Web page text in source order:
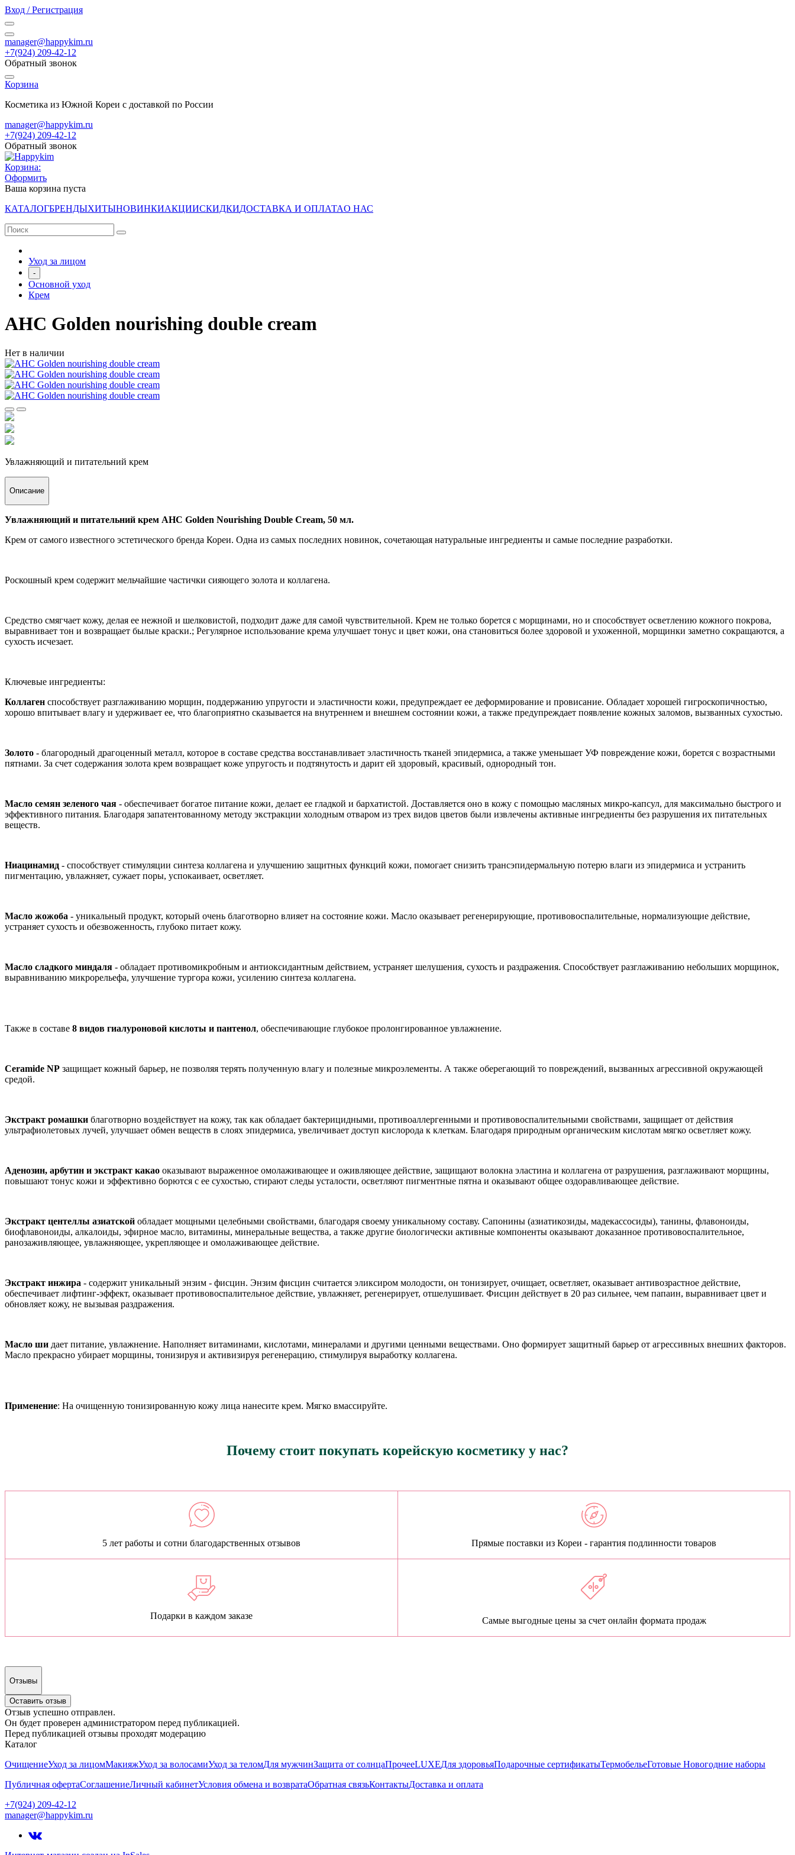
Вход / Регистрация
manager@happykim.ru
+7(924) 209-42-12
Обратный звонок
Корзина
Косметика из Южной Кореи с доставкой по России
manager@happykim.ru
+7(924) 209-42-12
Обратный звонок
Корзина:
Оформить
Ваша корзина пуста
КАТАЛОГБРЕНДЫХИТЫНОВИНКИАКЦИИСКИДКИДОСТАВКА И ОПЛАТАО НАС
Уход за лицом
-
Основной уход
Крем
AHC Golden nourishing double cream
Нет в наличии
Увлажняющий и питательний крем
Описание
Увлажняющий и питательний крем AHC Golden Nourishing Double Cream, 50 мл.
Крем от самого известного эстетического бренда Кореи. Одна из самых последних новинок, сочетающая натуральные ингредиенты и самые последние разработки.
Роскошный крем содержит мельчайшие частички сияющего золота и коллагена.
Средство смягчает кожу, делая ее нежной и шелковистой, подходит даже для самой чувствительной. Крем не только борется с морщинами, но и способствует осветлению кожного покрова,
выравнивает тон и возвращает былые краски.; Регулярное использование крема улучшает тонус и цвет кожи, она становиться более здоровой и ухоженной, морщинки заметно сокращаются, а
сухость исчезает.
Ключевые ингредиенты:
Коллаген способствует разглаживанию морщин, поддержанию упругости и эластичности кожи, предупреждает ее деформирование и провисание. Обладает хорошей гигроскопичностью,
хорошо впитывает влагу и удерживает ее, что благоприятно сказывается на внутреннем и внешнем состоянии кожи, а также предупреждает появление кожных заломов, вызванных сухостью.
Золото - благородный драгоценный металл, которое в составе средства восстанавливает эластичность тканей эпидермиса, а также уменьшает УФ повреждение кожи, борется с возрастными
пятнами. За счет содержания золота крем возвращает коже упругость и подтянутость и дарит ей здоровый, красивый, однородный тон.
Масло семян зеленого чая - обеспечивает богатое питание кожи, делает ее гладкой и бархатистой. Доставляется оно в кожу с помощью масляных микро-капсул, для максимально быстрого и
эффективного питания. Благодаря запатентованному методу экстракции холодным отваром из трех видов цветов были извлечены активные ингредиенты без разрушения их питательных
веществ.
Ниацинамид - способствует стимуляции синтеза коллагена и улучшению защитных функций кожи, помогает снизить трансэпидермальную потерю влаги из эпидермиса и устранить
пигментацию, увлажняет, сужает поры, успокаивает, осветляет.
Масло жожоба - уникальный продукт, который очень благотворно влияет на состояние кожи. Масло оказывает регенерирующие, противовоспалительные, нормализующие действие,
устраняет сухость и обезвоженность, глубоко питает кожу.
Масло сладкого миндаля - обладает противомикробным и антиоксидантным действием, устраняет шелушения, сухость и раздражения. Способствует разглаживанию небольших морщинок,
выравниванию микрорельефа, улучшение тургора кожи, усилению синтеза коллагена.
Также в составе 8 видов гиалуроновой кислоты и пантенол, обеспечивающие глубокое пролонгированное увлажнение.
Ceramide NP защищает кожный барьер, не позволяя терять полученную влагу и полезные микроэлементы. А также оберегающий то повреждений, вызванных агрессивной окружающей
средой.
Экстракт ромашки благотворно воздействует на кожу, так как обладает бактерицидными, противоаллергенными и противовоспалительными свойствами, защищает от действия
ультрафиолетовых лучей, улучшает обмен веществ в слоях эпидермиса, увеличивает доступ кислорода к клеткам. Благодаря природным органическим кислотам мягко осветляет кожу.
Аденозин, арбутин и экстракт какао оказывают выраженное омолаживающее и оживляющее действие, защищают волокна эластина и коллагена от разрушения, разглаживают морщины,
повышают тонус кожи и эффективно борются с ее сухостью, стирают следы усталости, осветляют пигментные пятна и оказывают общее оздоравливающее действие.
Экстракт центеллы азиатской обладает мощными целебными свойствами, благодаря своему уникальному составу. Сапонины (азиатикозиды, мадекассосиды), танины, флавоноиды,
биофлавоноиды, алкалоиды, эфирное масло, витамины, минеральные вещества, а также другие биологически активные компоненты оказывают доказанное противовоспалительное,
ранозаживляющее, увлажняющее, укрепляющее и омолаживающее действие.
Экстракт инжира - содержит уникальный энзим - фисцин. Энзим фисцин считается эликсиром молодости, он тонизирует, очищает, осветляет, оказывает антивозрастное действие,
обеспечивает лифтинг-эффект, оказывает противовоспалительное действие, увлажняет, регенерирует, отшелушивает. Фисцин действует в 20 раз сильнее, чем папаин, выравнивает цвет и
обновляет кожу, не вызывая раздражения.
Масло ши дает питание, увлажнение. Наполняет витаминами, кислотами, минералами и другими ценными веществами. Оно формирует защитный барьер от агрессивных внешних факторов.
Масло прекрасно убирает морщины, тонизируя и активизируя регенерацию, стимулируя выработку коллагена.
Применение: На очищенную тонизированную кожу лица нанесите крем. Мягко вмассируйте.
Почему стоит покупать корейскую косметику у нас?
5 лет работы и сотни благодарственных отзывов Прямые поставки из Кореи - гарантия подлинности товаров
Подарки в каждом заказе Самые выгодные цены за счет онлайн формата продаж
Отзывы
Оставить отзыв
Отзыв успешно отправлен.
Он будет проверен администратором перед публикацией.
Перед публикацией отзывы проходят модерацию
Каталог
ОчищениеУход за лицомМакияжУход за волосамиУход за теломДля мужчинЗащита от солнцаПрочееLUXEДля здоровьяПодарочные сертификатыТермобельеГотовые Новогодние наборы
Публичная офертаСоглашениеЛичный кабинетУсловия обмена и возвратаОбратная связьКонтактыДоставка и оплата
+7(924) 209-42-12
manager@happykim.ru